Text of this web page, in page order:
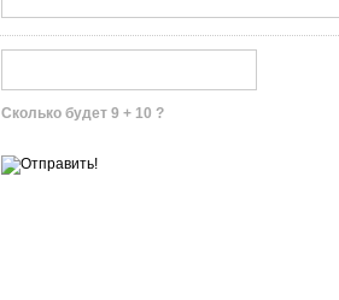
Сколько будет 9 + 10 ?